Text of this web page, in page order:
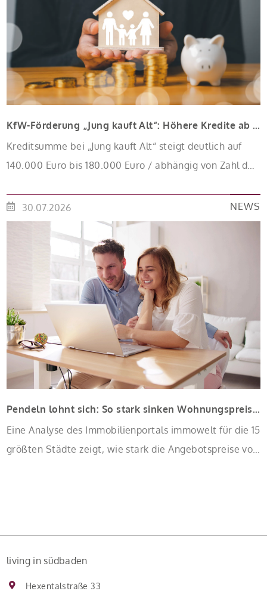
KfW-Förderung „Jung kauft Alt“: Höhere Kredite ab August 2026
Kreditsumme bei „Jung kauft Alt“ steigt deutlich auf
140.000 Euro bis 180.000 Euro / abhängig von Zahl der
verbilligt: Heutiger Zins bei 0,53 Prozent effektiv bei 35
Jahren Laufzeit und 10 Jahren Zinsbindung
Antragstellende verpflichten sich zu energetischer
Sanierung binnen 54 Monaten nach Förderzusage /
Sanierung in Einzelmaßnahmen […]
30.07.2026 NEWS
Pendeln lohnt sich: So stark sinken Wohnungspreise im Umland
Eine Analyse des Immobilienportals immowelt für die 15
größten Städte zeigt, wie stark die Angebotspreise von
living in südbaden
Hexentalstraße 33